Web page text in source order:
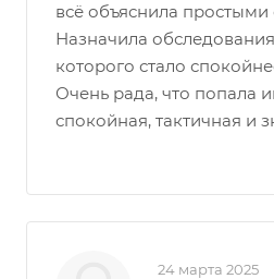
всё объяснила простыми
Назначила
которого стало
Очень рада, что попала
спокойная, тактичная и
24 марта 2025